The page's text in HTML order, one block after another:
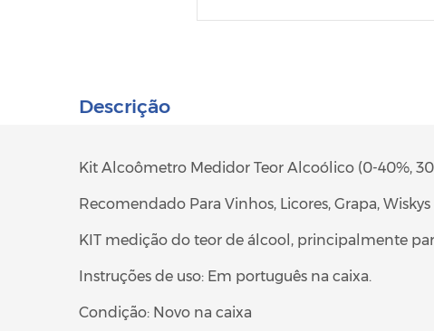
Descrição
Kit Alcoômetro Medidor Teor Alcoólico (0-40%,
Recomendado Para Vinhos, Licores, Grapa, Wiskys
KIT medição do teor de álcool, principalmente
Instruções de uso: Em português na caixa.
Condição: Novo na caixa